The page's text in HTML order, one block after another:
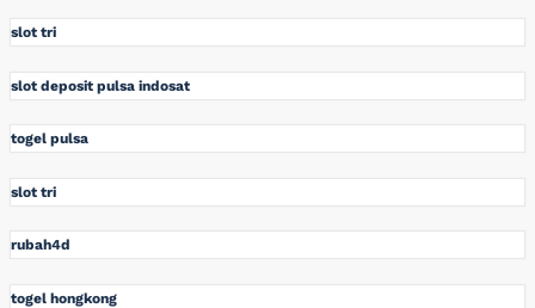
slot tri
slot deposit pulsa indosat
togel pulsa
slot tri
rubah4d
togel hongkong